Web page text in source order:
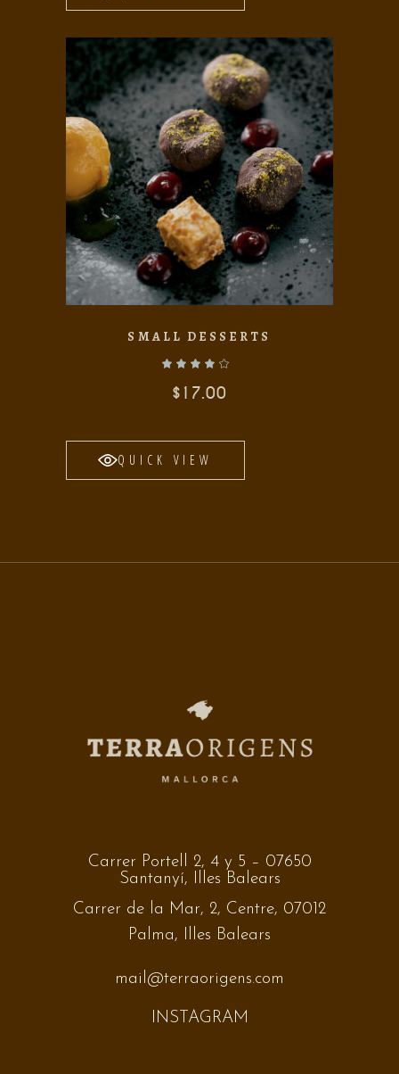
SMALL DESSERTS
$17.00
QUICK VIEW
Carrer Portell 2, 4 y 5 – 07650
Santanyí, Illes Balears
Carrer de la Mar, 2, Centre, 07012
Palma, Illes Balears
mail@terraorigens.com
INSTAGRAM